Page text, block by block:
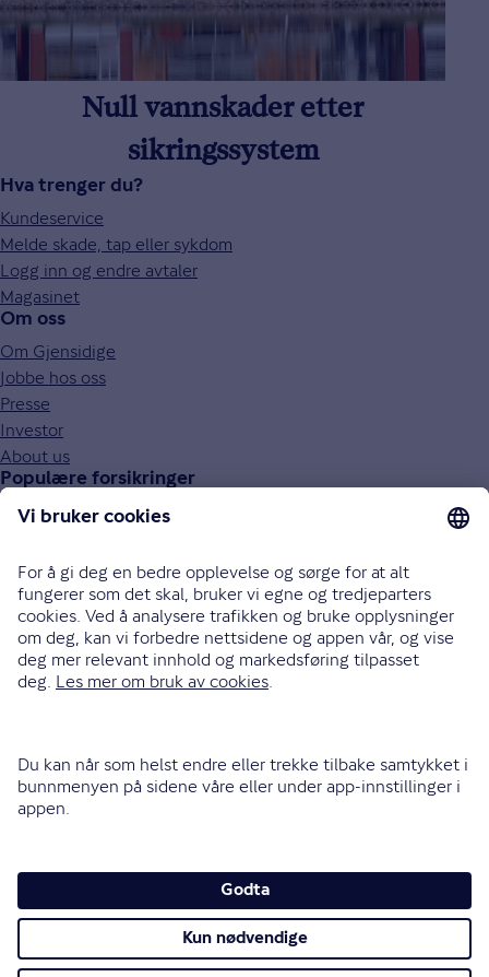
Null vannskader etter
sikringssystem
Hva trenger du?
Kundeservice
Melde skade, tap eller sykdom
Logg inn og endre avtaler
Magasinet
Om oss
Om Gjensidige
Jobbe hos oss
Presse
Investor
About us
Populære forsikringer
Bilforsikring
Innboforsikring
Husforsikring
Livsforsikring
Barneforsikring
Alle forsikringer
915 03 100
LinkedIn
Facebook
Personvern og sikkerhet
Vilkår for bruk av nettsidene
Tilgjengelighetserklæring